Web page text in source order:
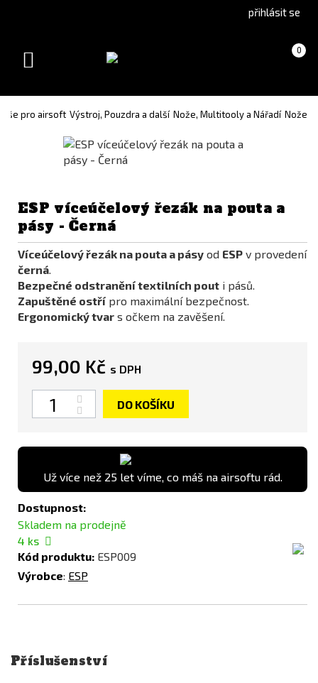
version(Slovak)
přihlásit se
Košík 0
(prázdný)
Toggle
Vše pro airsoft Výstroj, Pouzdra a další Nože, Multitooly a Nářadí Nože
ESP víceúčelový řezák na pouta a
pásy - Černá
Víceúčelový řezák na pouta a pásy od ESP v provedení
černá.
Bezpečné odstranění textilních pout i pásů.
Zapuštěné ostří pro maximální bezpečnost.
Ergonomický tvar s očkem na zavěšení.
99,00 Kč s DPH
Počet
DO KOŠÍKU
Už více než 25 let víme, co máš na airsoftu rád.
Dostupnost:
Skladem na prodejně
4 ks
Kód produktu: ESP009
Výrobce: ESP
Příslušenství